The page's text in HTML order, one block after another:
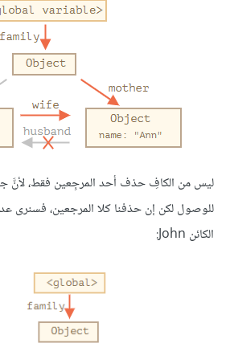
ليس من الكافِ حذف أحد المرجِعين فقط، لأنَّ
للوصول لكن إن حذفنا كلا المرجعين، فسنرى
الكائن John: